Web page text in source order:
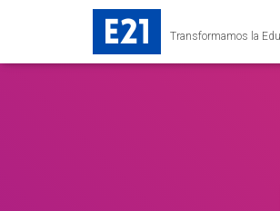
Transformamos la